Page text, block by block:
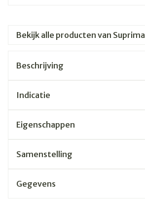
Bekijk alle producten van Suprima
Beschrijving
Indicatie
Eigenschappen
Samenstelling
Gegevens